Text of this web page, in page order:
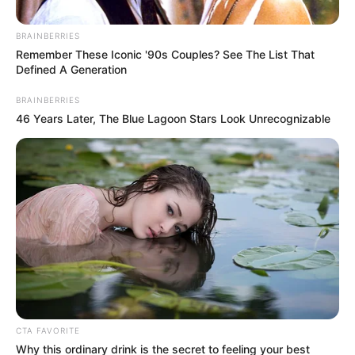
Policía Nacional
Un operativo en Anorí, permitió la recuperación de varios
vehículos que eran utilizados para actividades ilícitas
BRAINBERRIES
Remember These Iconic '90s Couples? See The List That
Defined A Generation
BRAINBERRIES
46 Years Later, The Blue Lagoon Stars Look Unrecognizable
CTA FAVORITE
Why this ordinary drink is the secret to feeling your best